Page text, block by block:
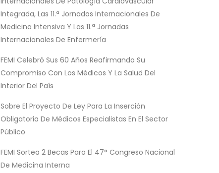
Integrada, Las 11.ª Jornadas Internacionales De
Medicina Intensiva Y Las 11.ª Jornadas
Internacionales De Enfermería
FEMI Celebró Sus 60 Años Reafirmando Su
Compromiso Con Los Médicos Y La Salud Del
Interior Del País
Sobre El Proyecto De Ley Para La Inserción
Obligatoria De Médicos Especialistas En El Sector
Público
FEMI Sortea 2 Becas Para El 47° Congreso Nacional
De Medicina Interna